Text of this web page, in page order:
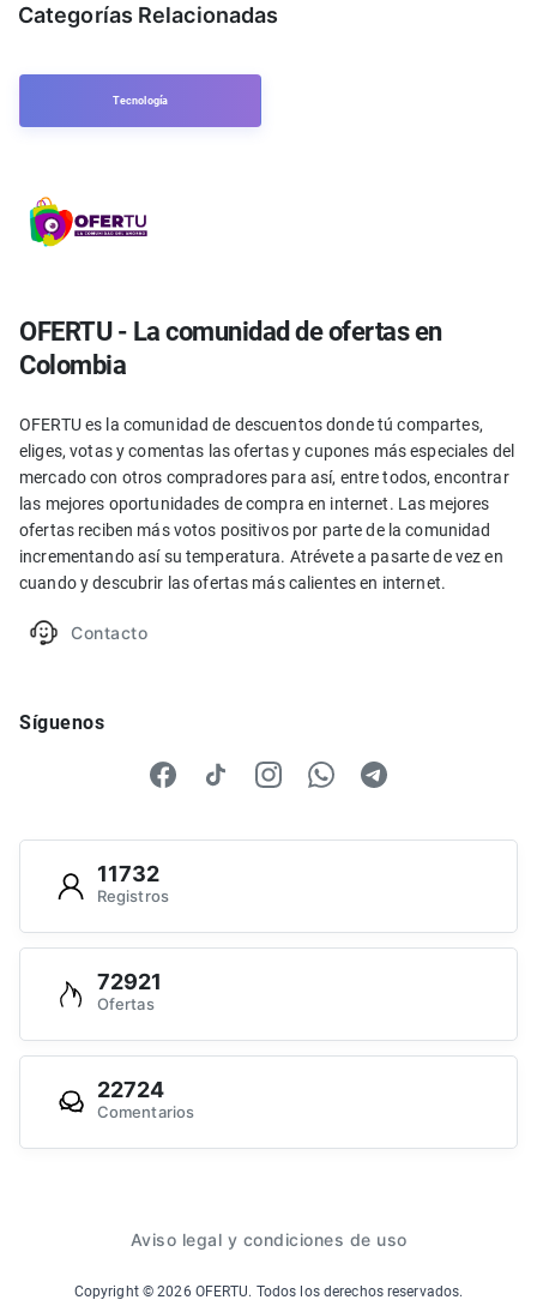
Categorías Relacionadas
Tecnología
OFERTU - La comunidad de ofertas en
Colombia
OFERTU es la comunidad de descuentos donde tú compartes,
eliges, votas y comentas las ofertas y cupones más especiales del
mercado con otros compradores para así, entre todos, encontrar
las mejores oportunidades de compra en internet. Las mejores
ofertas reciben más votos positivos por parte de la comunidad
incrementando así su temperatura. Atrévete a pasarte de vez en
cuando y descubrir las ofertas más calientes en internet.
Contacto
Síguenos
11732
Registros
72921
Ofertas
22724
Comentarios
Aviso legal y condiciones de uso
Copyright ©2026 OFERTU. Todos los derechos reservados.